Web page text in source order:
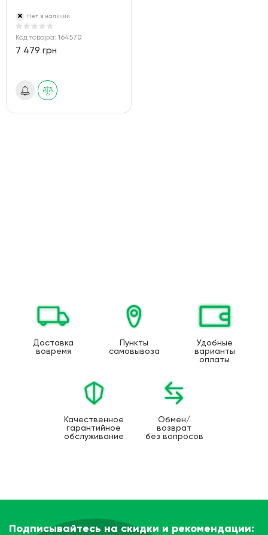
Нет в наличии
Код товара: 164570
7 479 грн
Доставка
вовремя
Пункты
самовывоза
Удобные
варианты
оплаты
Качественное
гарантийное
обслуживание
Обмен/
возврат
без вопросов
Подписывайтесь на скидки и рекомендации: